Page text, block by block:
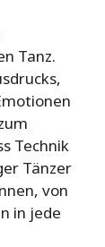
Tanz.
Technik
Tänzer
von
in jede